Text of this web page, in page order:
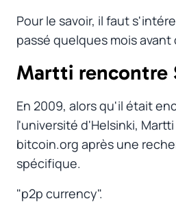
Pour le savoir, il faut
passé quelques mois
Martti rencontre
En 2009, alors qu'il était
l'université d'Helsinki,
bitcoin.org après une
spécifique.
"p2p currency".